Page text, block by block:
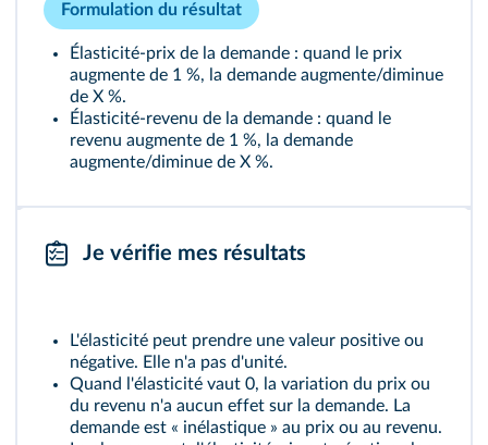
Formulation du résultat
Élasticité-prix de la demande : quand le prix
augmente de 1 %, la demande augmente/diminue
de X %.
Élasticité-revenu de la demande : quand le
revenu augmente de 1 %, la demande
augmente/diminue de X %.
Je vérifie mes résultats
L'élasticité peut prendre une valeur positive ou
négative. Elle n'a pas d'unité.
Quand l'élasticité vaut 0, la variation du prix ou
du revenu n'a aucun effet sur la demande. La
demande est « inélastique » au prix ou au revenu.